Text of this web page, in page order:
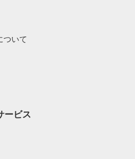
ついて
ービス